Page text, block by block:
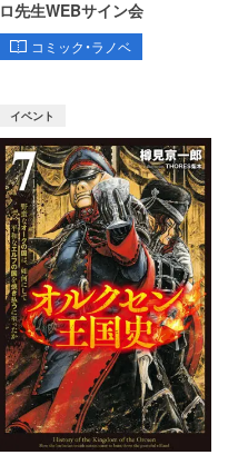
ロ先生WEBサイン会
コミック・ラノベ
イベント